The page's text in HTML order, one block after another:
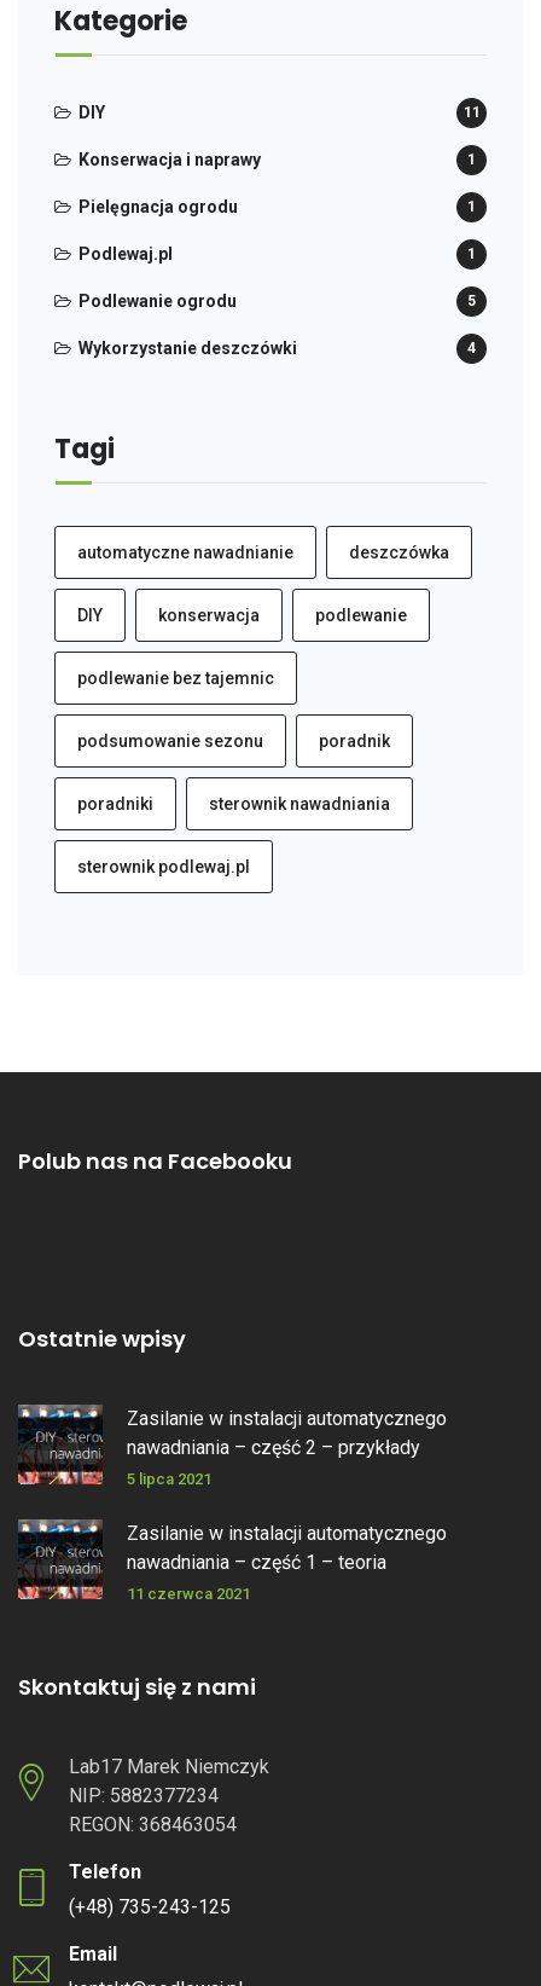
Kategorie
DIY 11
Konserwacja i naprawy 1
Pielęgnacja ogrodu 1
Podlewaj.pl 1
Podlewanie ogrodu 5
Wykorzystanie deszczówki 4
Tagi
automatyczne nawadnianie deszczówka
DIY konserwacja podlewanie
podlewanie bez tajemnic
podsumowanie sezonu poradnik
poradniki sterownik nawadniania
sterownik podlewaj.pl
Polub nas na Facebooku
Ostatnie wpisy
Zasilanie w instalacji automatycznego
nawadniania – część 2 – przykłady
5 lipca 2021
Zasilanie w instalacji automatycznego
nawadniania – część 1 – teoria
11 czerwca 2021
Skontaktuj się z nami
Lab17 Marek Niemczyk
NIP: 5882377234
REGON: 368463054
Telefon
(+48) 735-243-125
Email